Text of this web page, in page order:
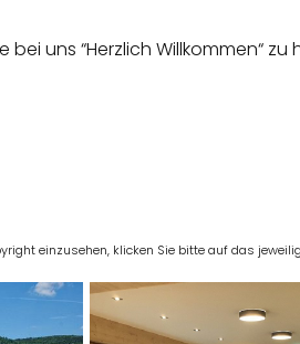
bei uns “Herzlich Willkommen“ zu
einzusehen, klicken Sie bitte auf das